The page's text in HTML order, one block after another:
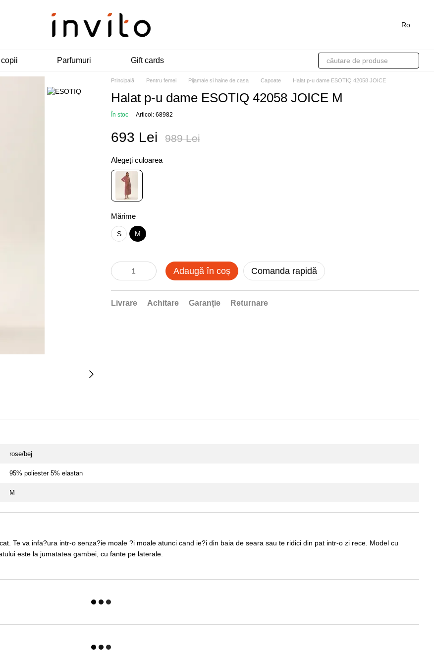
Ro
Parfumuri Gift cards
Principală Pentru femei Pijamale si haine de casa Capoate Halat p-u dame ESOTIQ 42058 JOICE
Halat p-u dame ESOTIQ 42058 JOICE M
În stoc Articol: 68982
693 Lei 989 Lei
Alegeți culoarea
Mărime
S M
Adaugă în coș Comanda rapidă
Livrare Achitare Garanție Returnare
rose/bej
95% poliester 5% elastan
M
Te va infa?ura intr-o senza?ie moale ?i moale atunci cand ie?i din baia de seara sau te ridici din pat intr-o zi rece. Model cu
este la jumatatea gambei, cu fante pe laterale.